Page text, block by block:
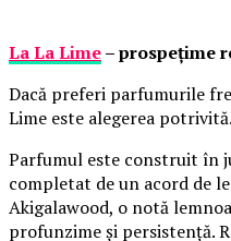
La La Lime– prospețime
Dacă preferi parfumurile
Lime este alegerea potrivită.
Parfumul este construit în
completat de un acord de
Akigalawood, o notă
profunzime și persistență.